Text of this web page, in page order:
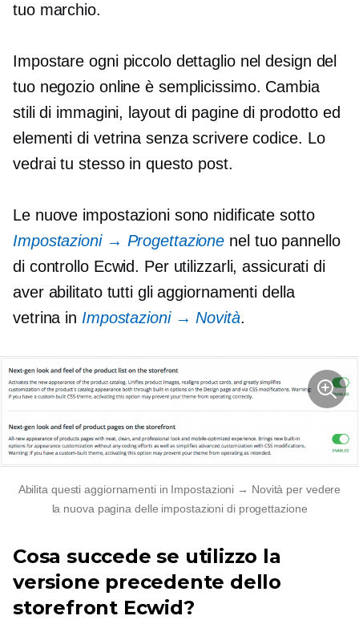
tuo marchio.
Impostare ogni piccolo dettaglio nel design del
tuo negozio online è semplicissimo. Cambia
stili di immagini, layout di pagine di prodotto ed
elementi di vetrina senza scrivere codice. Lo
vedrai tu stesso in questo post.
Le nuove impostazioni sono nidificate sotto
Impostazioni → Progettazione nel tuo pannello
di controllo Ecwid. Per utilizzarli, assicurati di
aver abilitato tutti gli aggiornamenti della
vetrina in Impostazioni → Novità.
Abilita questi aggiornamenti in Impostazioni → Novità per vedere
la nuova pagina delle impostazioni di progettazione
Cosa succede se utilizzo la
versione precedente dello
storefront Ecwid?